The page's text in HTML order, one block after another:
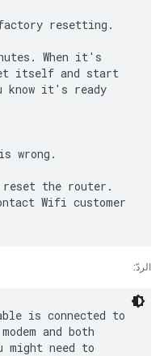
resetting.
When it's
itself and start
know it's ready
wrong.
the router.
Wifi customer
الردّ:
is connected to
and both
might need to